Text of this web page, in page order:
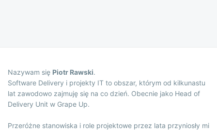
Nazywam się Piotr Rawski.
Software Delivery i projekty IT to obszar, którym od kilkunastu
lat zawodowo zajmuję się na co dzień. Obecnie jako Head of
Delivery Unit w Grape Up.
Przeróżne stanowiska i role projektowe przez lata przyniosły mi